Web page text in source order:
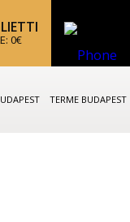
0€
TERME BUDAPEST